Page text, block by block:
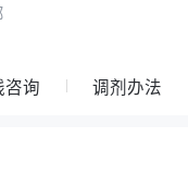
咨询 调剂办法